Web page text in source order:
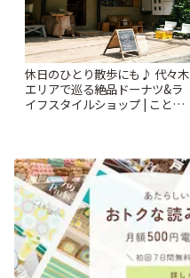
休日のひとり散歩にも♪ 代々木
エリアで巡る絶品ドーナツ&ラ
イフスタイルショップ | ことり